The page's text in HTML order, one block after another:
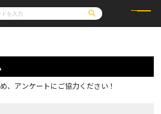
ライトノベル
ロサージュノベルス
通販・NEWS
OVERLAP STORE
、アンケートにご協力ください！